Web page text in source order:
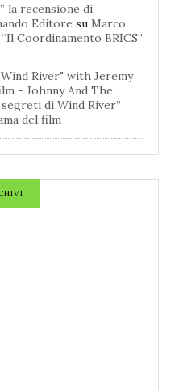
la recensione di
Editore su Marco
Coordinamento BRICS”
River" with Jeremy
- Johnny And The
segreti di Wind River”
del film